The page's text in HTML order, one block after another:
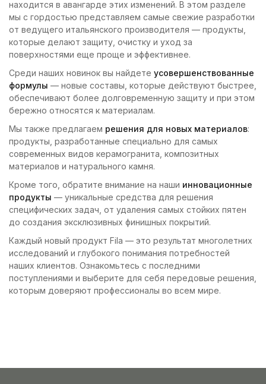
находится в авангарде этих изменений. В этом разделе
мы с гордостью представляем самые свежие разработки
от ведущего итальянского производителя — продукты,
которые делают защиту, очистку и уход за
поверхностями еще проще и эффективнее.
Среди наших новинок вы найдете усовершенствованные
формулы — новые составы, которые действуют быстрее,
обеспечивают более долговременную защиту и при этом
бережно относятся к материалам.
Мы также предлагаем решения для новых материалов:
продукты, разработанные специально для самых
современных видов керамогранита, композитных
материалов и натурального камня.
Кроме того, обратите внимание на наши инновационные
продукты — уникальные средства для решения
специфических задач, от удаления самых стойких пятен
до создания эксклюзивных финишных покрытий.
Каждый новый продукт Fila — это результат многолетних
исследований и глубокого понимания потребностей
наших клиентов. Ознакомьтесь с последними
поступлениями и выберите для себя передовые решения,
которым доверяют профессионалы во всем мире.